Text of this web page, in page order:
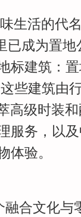
生活的代
已成为置
标建筑：
些建筑由
高级时装
服务，以
体验。
合文化与